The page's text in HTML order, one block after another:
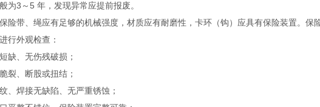
为3～5 年，发现异常应提前报废。
险带、绳应有足够的机械强度，材质应有耐磨性，卡环（钩）应具有保险装置。保
行外观检查：
缺、无伤残破损；
裂、断股或扭结；
、焊接无缺陷、无严重锈蚀；